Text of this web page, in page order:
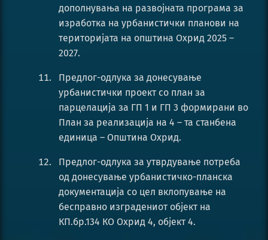
дополнувања на развојната програма за
изработка на урбанистички планови на
територијата на општина Охрид 2025 –
2027.
Предлог-одлука за донесување
урбанистички проект со план за
парцелација за ГП 1 и ГП 3 формирани во
План за реализација на 4 – та станбена
единица – Општина Охрид.
Предлог-одлука за утврдување потреба
од донесување урбанистичко-планска
документација со цел вклопување на
бесправно изградениот објект на
КП.бр.134 КО Охрид 4, објект 4.